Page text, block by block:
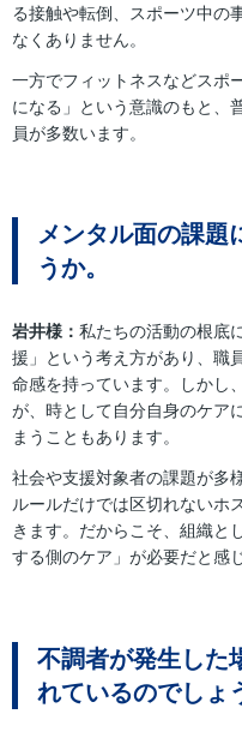
る接触や転倒、スポーツ中の
なくありません。
一方でフィットネスなどスポ
になる」という意識のもと、
員が多数います。
メンタル面の課題
うか。
岩井様： 私たちの活動の根底
援」という考え方があり、職
命感を持っています。しかし
が、時として自分自身のケア
まうこともあります。
社会や支援対象者の課題が多
ルールだけでは区切れないホ
きます。だからこそ、組織と
する側のケア」が必要だと感
不調者が発生した
れているのでしょ